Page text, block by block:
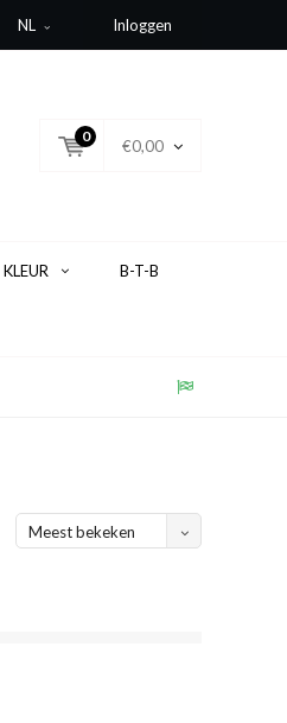
NL Inloggen
0
€0,00
KLEUR B-T-B
Meest bekeken